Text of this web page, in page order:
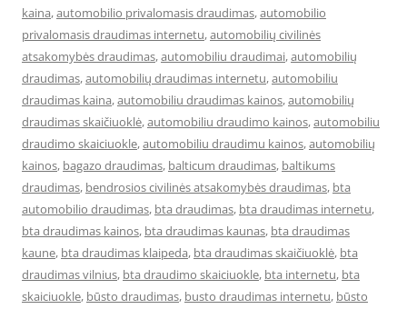
kaina,automobilio privalomasis draudimas,automobilio
privalomasis draudimas internetu,automobilių civilinės
atsakomybės draudimas,automobiliu draudimai,automobilių
draudimas,automobilių draudimas internetu,automobiliu
draudimas kaina,automobiliu draudimas kainos,automobilių
draudimas skaičiuoklė,automobiliu draudimo kainos,automobiliu
draudimo skaiciuokle,automobiliu draudimu kainos,automobilių
kainos, bagazo draudimas, balticum draudimas, baltikums
draudimas, bendrosios civilinės atsakomybės draudimas, bta
automobilio draudimas, bta draudimas, bta draudimas internetu,
bta draudimas kainos, bta draudimas kaunas, bta draudimas
kaune, bta draudimas klaipeda, bta draudimas skaičiuoklė, bta
draudimas vilnius, bta draudimo skaiciuokle, bta internetu, bta
skaiciuokle, būsto draudimas, busto draudimas internetu, būsto